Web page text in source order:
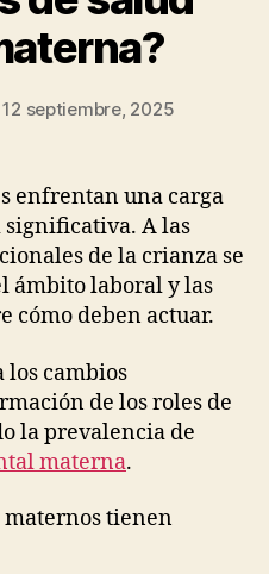
12 septiembre, 2025
enfrentan una carga
A las
de la crianza se
ámbito laboral y las
cómo deben actuar.
los cambios
de los roles de
la prevalencia de
materna.
maternos tienen